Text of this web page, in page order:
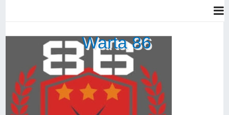
Warta 86